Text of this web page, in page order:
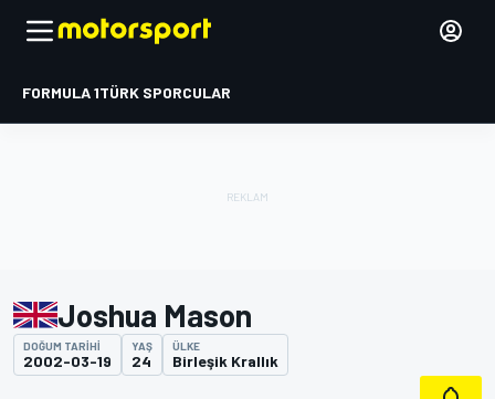
FORMULA 1TÜRK SPORCULAR
Joshua Mason
DOĞUM TARIHI
2002-03-19
YAŞ
24
ÜLKE
Birleşik Krallık